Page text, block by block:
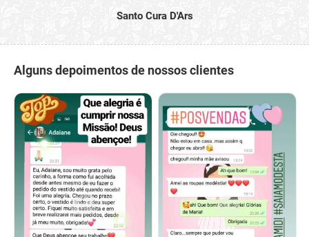
Santo Cura D'Ars
Alguns depoimentos de nossos clientes